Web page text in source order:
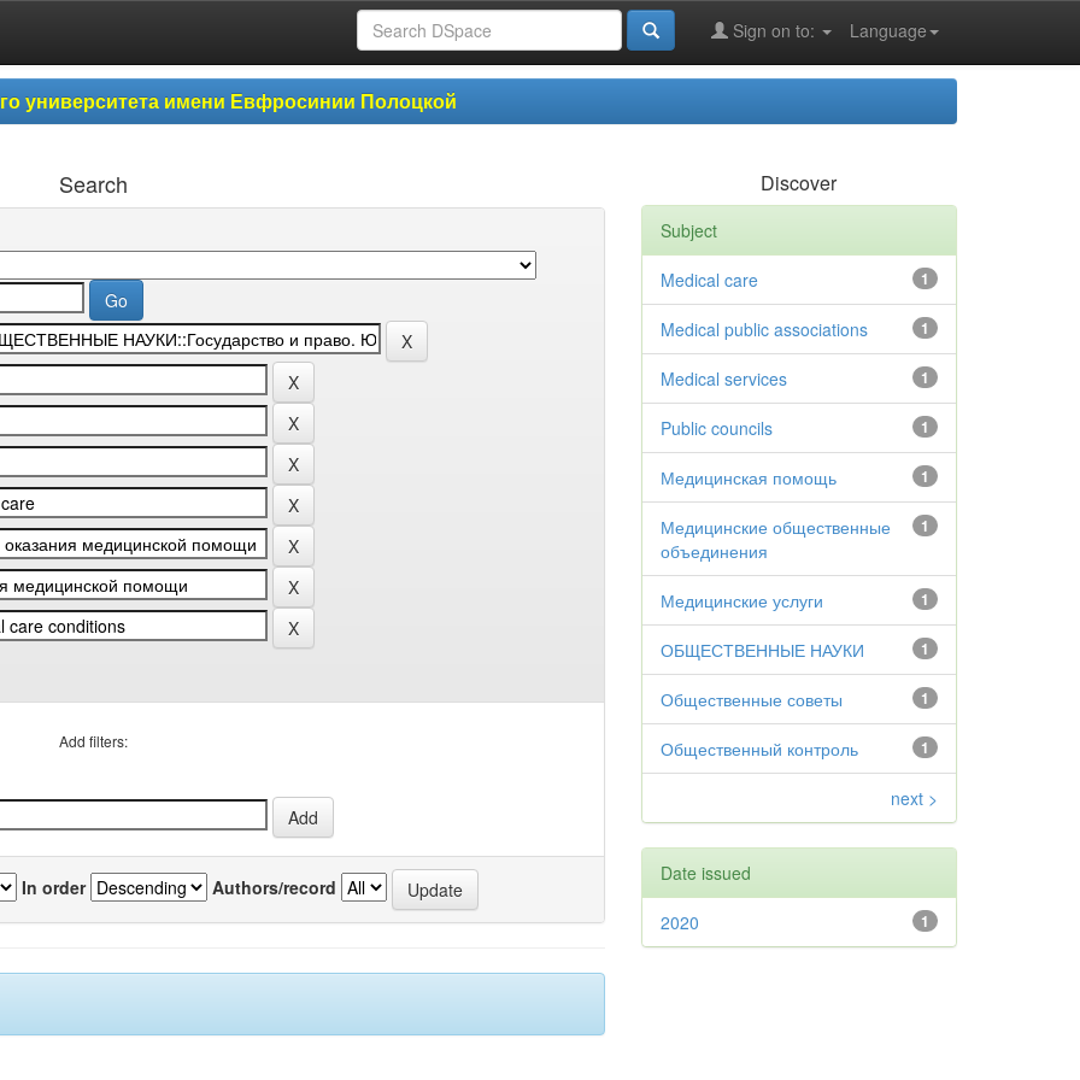
Language
Sign on to:
университета имени Евфросинии Полоцкой
Search
Add filters:
In order Authors/record
Discover
Subject
1
Medical care
1
Medical public associations
1
Medical services
1
Public councils
1
Медицинская помощь
1
Медицинские общественные
объединения
1
Медицинские услуги
1
ОБЩЕСТВЕННЫЕ НАУКИ
1
Общественные советы
1
Общественный контроль
next >
Date issued
1
2020